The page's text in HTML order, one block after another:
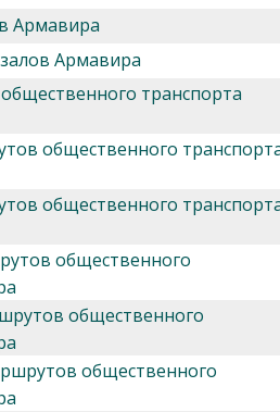
Армавира
Армавира
транспорта
общественного
общественного
общественного
общественного
общественного